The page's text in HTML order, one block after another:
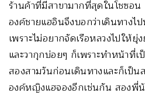
ร้านค้าที่มีสาขามากที่สุดในโชซอน
องค์ชายแฮอินจึงบอกว่าเดินทางไ
เพราะไม่อยากจัดเรือหลวงไปให้
และวากุกบ่อยๆ ก็เพราะทำหน้าที่
สองสามวันก่อนเดินทางและก็เป็
องค์หญิงแฮจองอีกเช่นกัน สองพี่